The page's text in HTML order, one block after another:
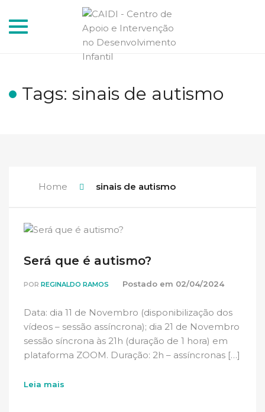
Toggle
Tags: sinais de autismo
Home sinais de autismo
Será que é autismo?
POR REGINALDO RAMOS Postado em 02/04/2024
Data: dia 11 de Novembro (disponibilização dos
vídeos – sessão assíncrona); dia 21 de Novembro
sessão síncrona às 21h (duração de 1 hora) em
plataforma ZOOM. Duração: 2h – assíncronas […]
Leia mais